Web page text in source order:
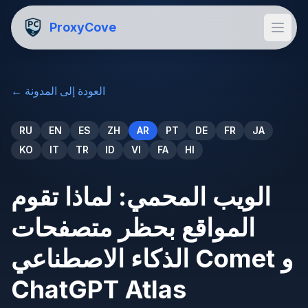
ProxyCove
← العودة إلى المدونة
RU EN ES ZH AR PT DE FR
JA
KO
IT TR ID VI FA HI
الويب المحمي: لماذا تقوم
المواقع بحظر متصفحات
الذكاء الاصطناعي Comet و
ChatGPT Atlas